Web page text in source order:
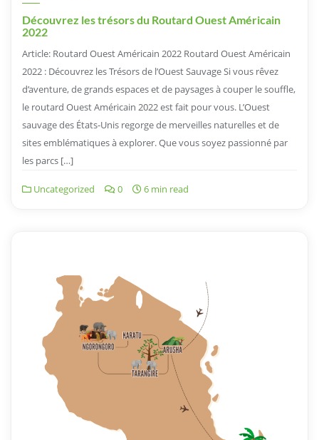
Découvrez les trésors du Routard Ouest Américain
2022
Article: Routard Ouest Américain 2022 Routard Ouest Américain
2022 : Découvrez les Trésors de l’Ouest Sauvage Si vous rêvez
d’aventure, de grands espaces et de paysages à couper le souffle,
le routard Ouest Américain 2022 est fait pour vous. L’Ouest
sauvage des États-Unis regorge de merveilles naturelles et de
sites emblématiques à explorer. Que vous soyez passionné par
les parcs […]
Uncategorized 0 6 min read